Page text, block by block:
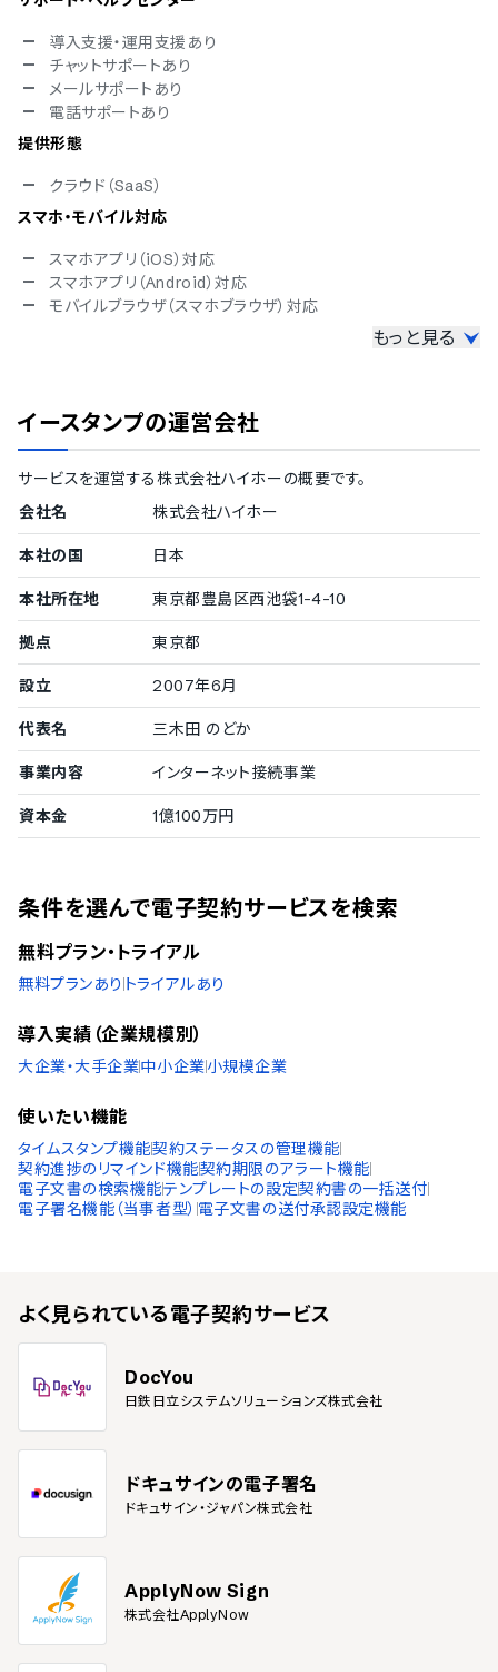
導入支援・運用支援あり
チャットサポートあり
メールサポートあり
電話サポートあり
提供形態
クラウド（SaaS）
スマホ・モバイル対応
スマホアプリ（iOS）対応
スマホアプリ（Android）対応
モバイルブラウザ（スマホブラウザ）対応
冗長化
通信の暗号化
IP制限
シングルサインオン
ファイアウォール
PCIDSS（ペイメントデータセキュリティ基準）
ISO/IEC 27017（クラウドサービスセキュリティ）
対応言語
中国語
デンマーク語
オランダ語
英語
フランス語
韓国語
ノルウェー語
ポルトガル語
ロシア語
スペイン語
タイ語
アラビア語
ブルガリア語
クロアチア語
チェコ語
ハンガリー語
ポーランド語
もっと見る
イースタンプの運営会社
サービスを運営する株式会社ハイホーの概要です。
会社名
株式会社ハイホー
本社の国 日本
本社所在地 東京都豊島区西池袋1-4-10
拠点 東京都
設立 2007年6月
代表名 三木田 のどか
事業内容 インターネット接続事業
資本金 1億100万円
条件を選んで電子契約サービスを検索
無料プラン・トライアル
無料プランあり トライアルあり
導入実績（企業規模別）
大企業・大手企業中小企業小規模企業
使いたい機能
タイムスタンプ機能契約ステータスの管理機能
契約進捗のリマインド機能契約期限のアラート機能
電子文書の検索機能テンプレートの設定契約書の一括送付
電子署名機能（当事者型） 電子文書の送付承認設定機能
よく見られている電子契約サービス
DocYou
日鉄日立システムソリューションズ株式会社
ドキュサインの電子署名
ドキュサイン・ジャパン株式会社
ApplyNow Sign
株式会社ApplyNow